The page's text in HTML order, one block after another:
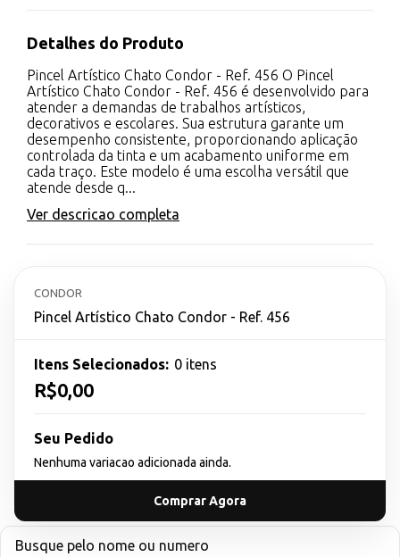
Detalhes do Produto
Pincel Artístico Chato Condor - Ref. 456 O Pincel
Artístico Chato Condor - Ref. 456 é desenvolvido para
atender a demandas de trabalhos artísticos,
decorativos e escolares. Sua estrutura garante um
desempenho consistente, proporcionando aplicação
controlada da tinta e um acabamento uniforme em
cada traço. Este modelo é uma escolha versátil que
atende desde q...
Ver descricao completa
CONDOR
Pincel Artístico Chato Condor - Ref. 456
Itens Selecionados: 0 itens
R$0,00
Seu Pedido
Nenhuma variacao adicionada ainda.
Comprar Agora
Busque pelo nome ou numero